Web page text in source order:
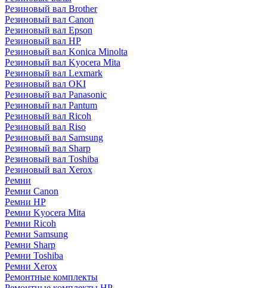
Резиновый вал Brother
Резиновый вал Canon
Резиновый вал Epson
Резиновый вал HP
Резиновый вал Konica Minolta
Резиновый вал Kyocera Mita
Резиновый вал Lexmark
Резиновый вал OKI
Резиновый вал Panasonic
Резиновый вал Pantum
Резиновый вал Ricoh
Резиновый вал Riso
Резиновый вал Samsung
Резиновый вал Sharp
Резиновый вал Toshiba
Резиновый вал Xerox
Ремни
Ремни Canon
Ремни HP
Ремни Kyocera Mita
Ремни Ricoh
Ремни Samsung
Ремни Sharp
Ремни Toshiba
Ремни Xerox
Ремонтные комплекты